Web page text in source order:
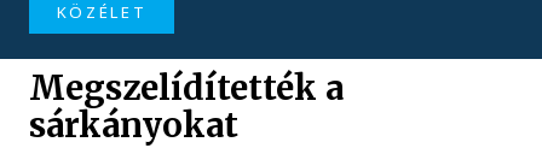
KÖZÉLET
Megszelídítették a
sárkányokat